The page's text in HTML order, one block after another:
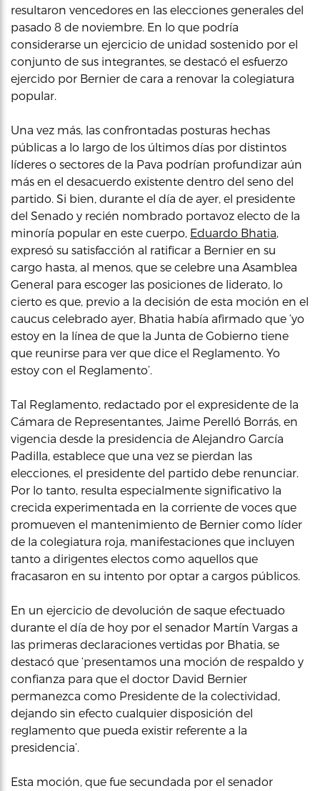
resultaron vencedores en las elecciones generales del
pasado 8 de noviembre. En lo que podría
considerarse un ejercicio de unidad sostenido por el
conjunto de sus integrantes, se destacó el esfuerzo
ejercido por Bernier de cara a renovar la colegiatura
popular.
Una vez más, las confrontadas posturas hechas
públicas a lo largo de los últimos días por distintos
líderes o sectores de la Pava podrían profundizar aún
más en el desacuerdo existente dentro del seno del
partido. Si bien, durante el día de ayer, el presidente
del Senado y recién nombrado portavoz electo de la
minoría popular en este cuerpo, Eduardo Bhatia,
expresó su satisfacción al ratificar a Bernier en su
cargo hasta, al menos, que se celebre una Asamblea
General para escoger las posiciones de liderato, lo
cierto es que, previo a la decisión de esta moción en el
caucus celebrado ayer, Bhatia había afirmado que ‘yo
estoy en la línea de que la Junta de Gobierno tiene
que reunirse para ver que dice el Reglamento. Yo
estoy con el Reglamento’.
Tal Reglamento, redactado por el expresidente de la
Cámara de Representantes, Jaime Perelló Borrás, en
vigencia desde la presidencia de Alejandro García
Padilla, establece que una vez se pierdan las
elecciones, el presidente del partido debe renunciar.
Por lo tanto, resulta especialmente significativo la
crecida experimentada en la corriente de voces que
promueven el mantenimiento de Bernier como líder
de la colegiatura roja, manifestaciones que incluyen
tanto a dirigentes electos como aquellos que
fracasaron en su intento por optar a cargos públicos.
En un ejercicio de devolución de saque efectuado
durante el día de hoy por el senador Martín Vargas a
las primeras declaraciones vertidas por Bhatia, se
destacó que ‘presentamos una moción de respaldo y
confianza para que el doctor David Bernier
permanezca como Presidente de la colectividad,
dejando sin efecto cualquier disposición del
reglamento que pueda existir referente a la
presidencia’.
Esta moción, que fue secundada por el senador